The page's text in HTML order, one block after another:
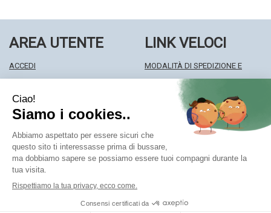
AREA UTENTE
ACCEDI
WISHLIST
ISCRIZIONE ALLA NEWSLETTER
LINK VELOCI
MODALITÀ DI SPEDIZIONE E
MODALITÀ DI PAGAMENTO
INFORMATIVA PRIVACY
CONDIZIONI DI VENDITA
Farmacia Centrale Srl
Numero R.E.A.: CO327309